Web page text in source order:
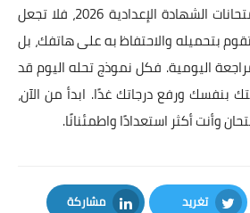
لذلك إذا كنت تستعد لامتحانات الشهادة الإعدادية 2026، فلا تجعل
بتحميله والاحتفاظ به على هاتفك، بل
اليومية. فكل نموذج تحله اليوم قد
بنفسك ورفع درجاتك غدًا. ابدأ من الآن،
وأنت أكثر استعدادًا واطمئنانًا.
تغريد مشاركة